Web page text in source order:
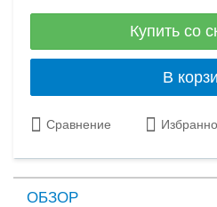
Купить со
В
Сравнение
ОБЗОР